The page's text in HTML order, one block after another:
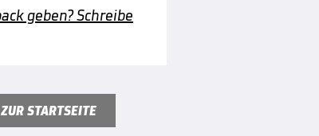
geben? Schreibe
ZUR STARTSEITE